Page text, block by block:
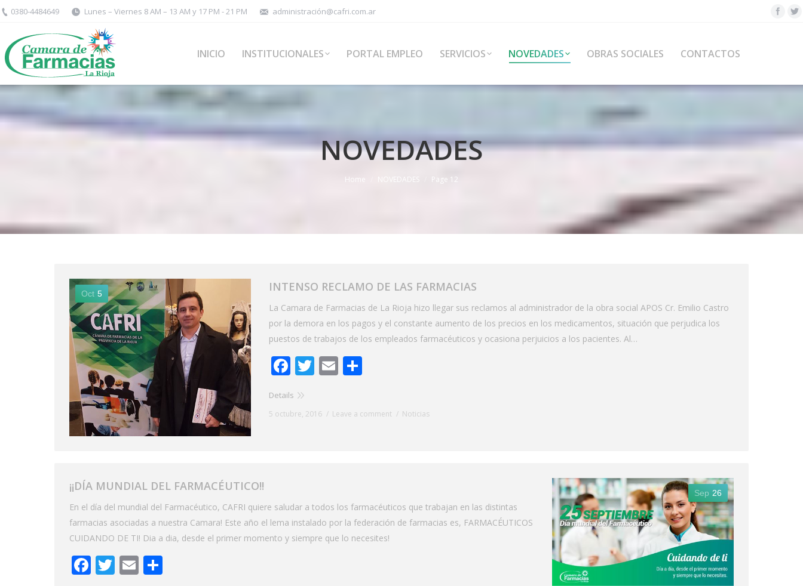
0380-4484649 Lunes – Viernes 8 AM – 13 AM y 17 PM - 21 PM administración@cafri.com.ar
INICIO INSTITUCIONALES PORTAL EMPLEO SERVICIOS NOVEDADES OBRAS SOCIALES CONTACTOS
NOVEDADES
Home NOVEDADES Page 12
Oct 5 INTENSO RECLAMO DE LAS FARMACIAS
La Camara de Farmacias de La Rioja hizo llegar sus reclamos al administrador de la obra social APOS Cr. Emilio Castro
por la demora en los pagos y el constante aumento de los precios en los medicamentos, situación que perjudica los
puestos de trabajos de los empleados farmacéuticos y ocasiona perjuicios a los pacientes. Al…
Facebook
Twitter
EmailShare
Details
5 octubre, 2016 Leave a comment Noticias
¡¡DÍA MUNDIAL DEL FARMACÉUTICO!!
En el día del mundial del Farmacéutico, CAFRI quiere saludar a todos los farmacéuticos que trabajan en las distintas
farmacias asociadas a nuestra Camara! Este año el lema instalado por la federación de farmacias es, FARMACÉUTICOS
CUIDANDO DE TI! Dia a dia, desde el primer momento y siempre que lo necesites!
Facebook
Twitter
Email
Sep 26